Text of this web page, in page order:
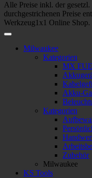
Alle Preise inkl. der
durchgestrichenen Preise
Werkzeug1x1 Online Shop.
Milwaukee
Kategorien
MX
Akku-
Kategorien
Zubehör
Milwaukee
KS Tools